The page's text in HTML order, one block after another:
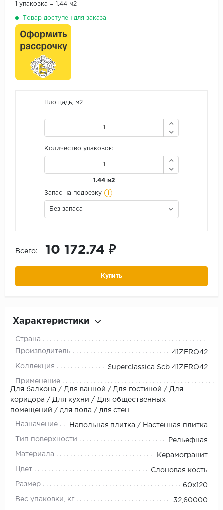
1 упаковка = 1.44 м2
Товар доступен для заказа
Площадь, м2
Количество упаковок:
1.44 м2
Запас на подрезку i
Без запаса
Всего: 10 172.74 ₽
Купить
Характеристики
Страна
Производитель
41ZERO42
Коллекция Superclassica Scb 41ZERO42
Применение
Для балкона / Для ванной / Для гостиной / Для
коридора / Для кухни / Для общественных
помещений / для пола / для стен
Назначение Напольная плитка / Настенная плитка
Тип поверхности Рельефная
Материала Керамогранит
Цвет Слоновая кость
Размер 60x120
Вес упаковки, кг 32,60000